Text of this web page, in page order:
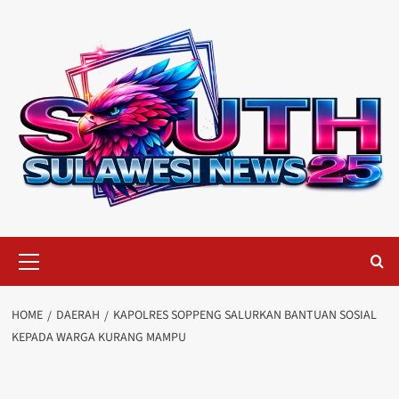
Menu
HOME DAERAH
KAPOLRES SOPPENG SALURKAN BANTUAN SOSIAL
KEPADA WARGA KURANG MAMPU